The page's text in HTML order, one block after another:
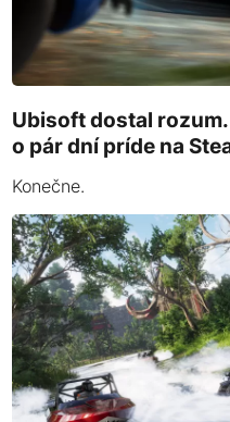
Ubisoft dostal
o pár dní príde na
Konečne.